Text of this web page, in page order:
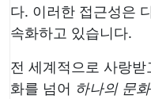
다. 이러한 접근성은
속화하고 있습니다.
전 세계적으로 사랑
화를 넘어 하나의 문